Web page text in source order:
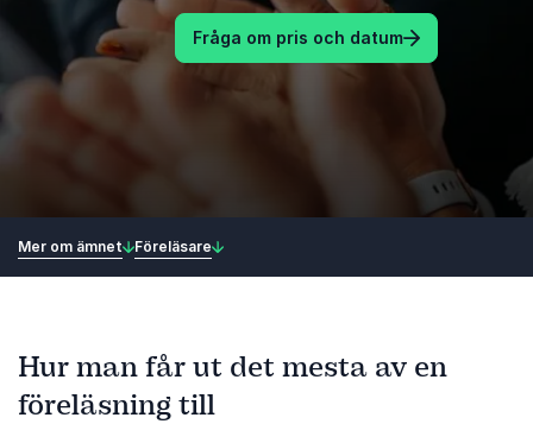
Fråga om pris och datum
Mer om ämnet Föreläsare
Hur man får ut det mesta av en
föreläsning till